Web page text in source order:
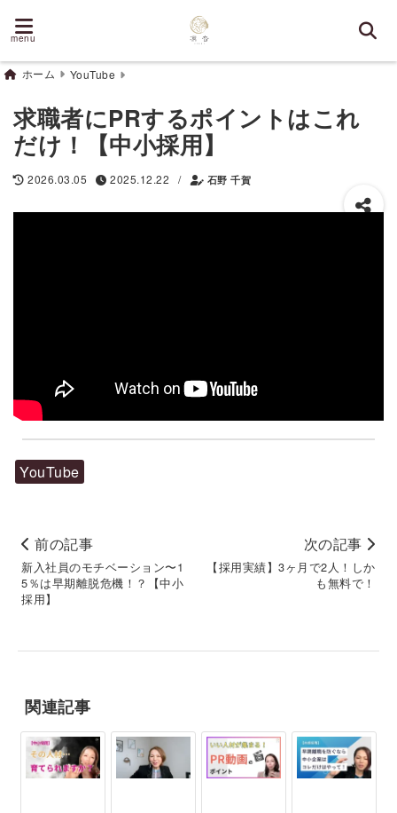
menu
ホーム YouTube
求職者にPRするポイントはこれ
だけ！【中小採用】
2026.03.05 2025.12.22 / 石野 千賀
YouTube
前の記事
新入社員のモチベーション〜1
5％は早期離脱危機！？【中小
採用】
次の記事
【採用実績】3ヶ月で2人！しか
も無料で！
関連記事